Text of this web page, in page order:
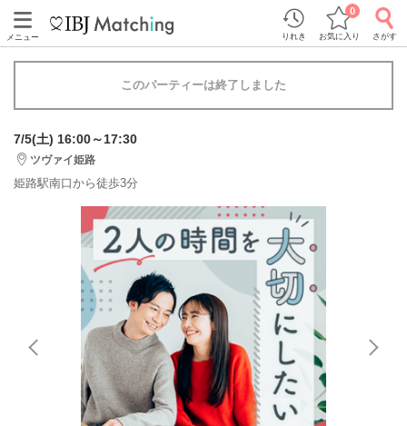
メニュー りれき お気に入り
0
さがす
このパーティーは終了しました
7/5(土) 16:00～17:30
ツヴァイ姫路
姫路駅南口から徒歩3分